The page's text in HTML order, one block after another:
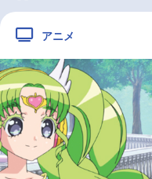
2.5次元 配信・Vtuber
最新記事一覧
アニメ記事一覧
アニメ